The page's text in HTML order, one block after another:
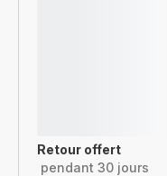
Retour offert
pendant 30 jours